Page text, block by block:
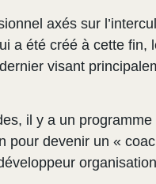
axés sur
a été créé à cette fin,
visant
il y a un
devenir un «